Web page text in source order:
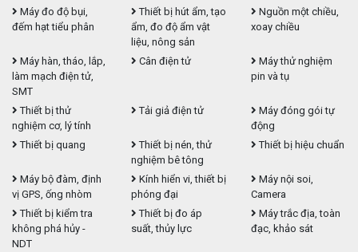
Máy đo độ bụi,
đếm hạt tiểu phân
Thiết bị hút ẩm, tạo
ẩm, đo độ ẩm vật
liệu, nông sản
Nguồn một chiều,
xoay chiều
Máy hàn, tháo, lắp,
làm mạch điện tử,
SMT
Cân điện tử
Máy thử nghiệm
pin và tụ
Thiết bị thử
nghiệm cơ, lý tính
Tải giả điện tử
Máy đóng gói tự
động
Thiết bị quang
Thiết bị nén, thử
nghiệm bê tông
Thiết bị hiệu chuẩn
Máy bộ đàm, định
vị GPS, ống nhòm
Kính hiển vi, thiết bị
phóng đại
Máy nội soi,
Camera
Thiết bị kiểm tra
không phá hủy -
NDT
Thiết bị đo áp
suất, thủy lực
Máy trắc địa, toàn
đạc, khảo sát